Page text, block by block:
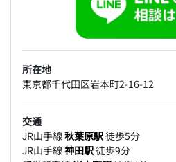
所在地
東京都千代田区岩本町2-16-12
交通
JR山手線秋葉原駅徒歩5分
JR山手線神田駅徒歩9分